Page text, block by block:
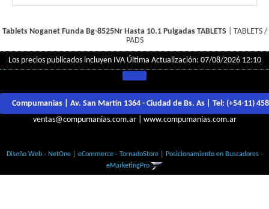
Tablets Noganet Funda Bg-8525Nr Hasta 10.1 Pulgadas TABLETS
TABLETS /
PADS
Los precios publicados incluyen IVA Última Actualización: 07/08/2026 12:10
Compumanias | Av. San Martín 1364 - Ciudad de Bs. As | Tel: (+54-11)
ventas@compumanias.com.ar| www.compumanias.com.ar
Diseño Web - NetOne| eCommerce - TornadoStore| Posicionamiento en Buscadores -
eMarketingPro